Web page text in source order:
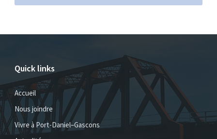
Quick links
Accueil
Nous joindre
Vivre à Port-Daniel–Gascons